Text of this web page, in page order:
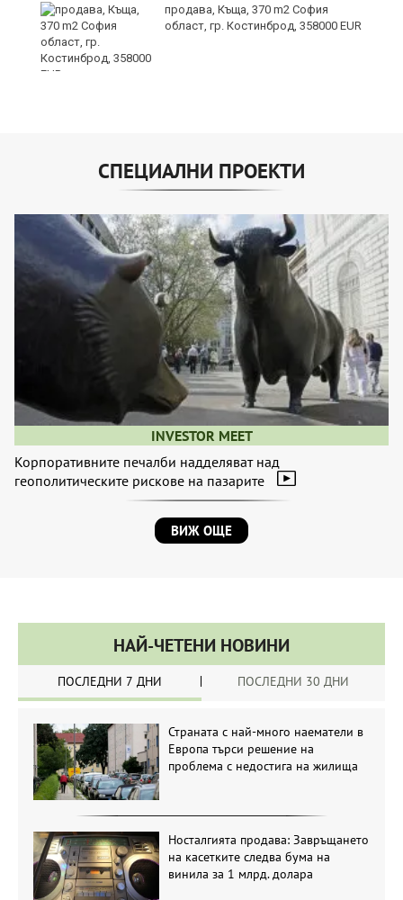
продава, Къща, 370 m2 София
област, гр. Костинброд, 358000 EUR
СПЕЦИАЛНИ ПРОЕКТИ
INVESTOR MEET
Корпоративните печалби надделяват над
геополитическите рискове на пазарите
ВИЖ ОЩЕ
НАЙ-ЧЕТЕНИ НОВИНИ
ПОСЛЕДНИ 7 ДНИ ПОСЛЕДНИ 30 ДНИ
Страната с най-много наематели в
Европа търси решение на
проблема с недостига на жилища
Носталгията продава: Завръщането
на касетките следва бума на
винила за 1 млрд. долара